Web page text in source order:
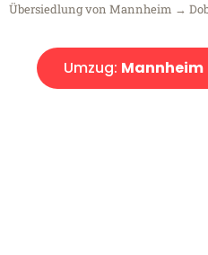
Übersiedlung von Mannheim →
Umzug: Mannheim